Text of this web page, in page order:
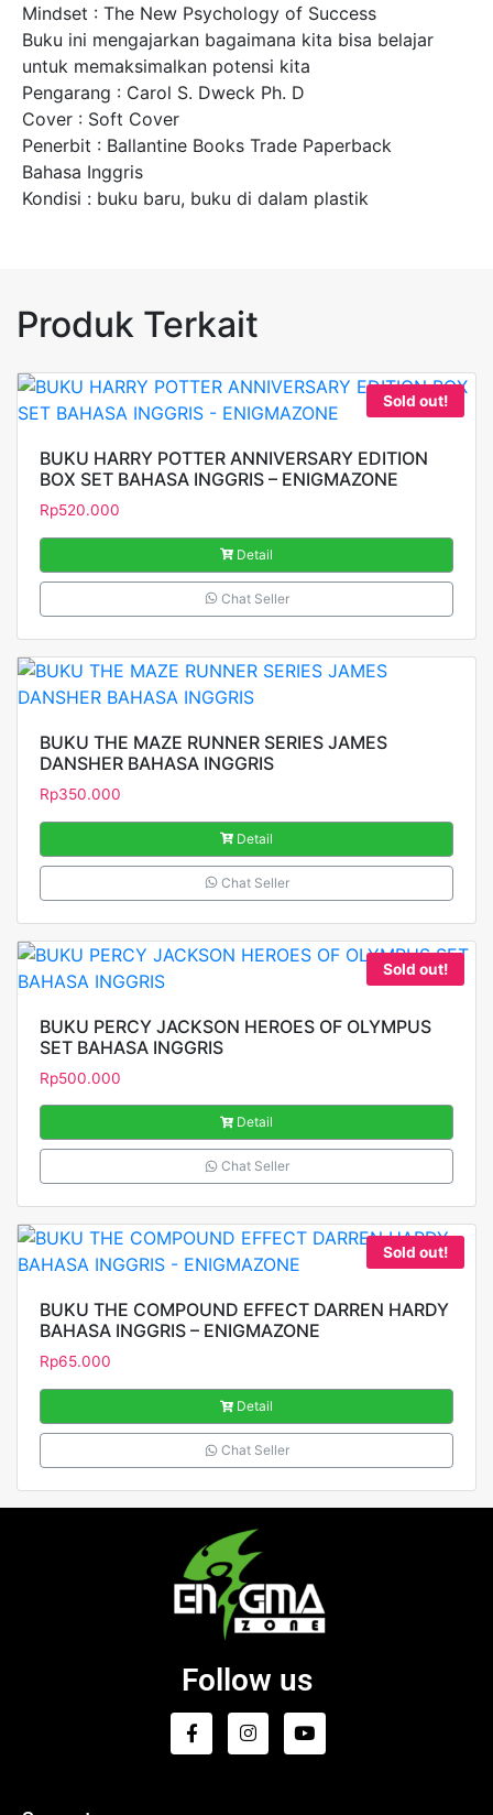
Mindset : The New Psychology of Success
Buku ini mengajarkan bagaimana kita bisa belajar
untuk memaksimalkan potensi kita
Pengarang : Carol S. Dweck Ph. D
Cover : Soft Cover
Penerbit : Ballantine Books Trade Paperback
Bahasa Inggris
Kondisi : buku baru, buku di dalam plastik
Produk Terkait
Sold out!
BUKU HARRY POTTER ANNIVERSARY EDITION
BOX SET BAHASA INGGRIS – ENIGMAZONE
Rp520.000
Detail
Chat Seller
BUKU THE MAZE RUNNER SERIES JAMES
DANSHER BAHASA INGGRIS
Rp350.000
Detail
Chat Seller
Sold out!
BUKU PERCY JACKSON HEROES OF OLYMPUS
SET BAHASA INGGRIS
Rp500.000
Detail
Chat Seller
Sold out!
BUKU THE COMPOUND EFFECT DARREN HARDY
BAHASA INGGRIS – ENIGMAZONE
Rp65.000
Detail
Chat Seller
Follow us